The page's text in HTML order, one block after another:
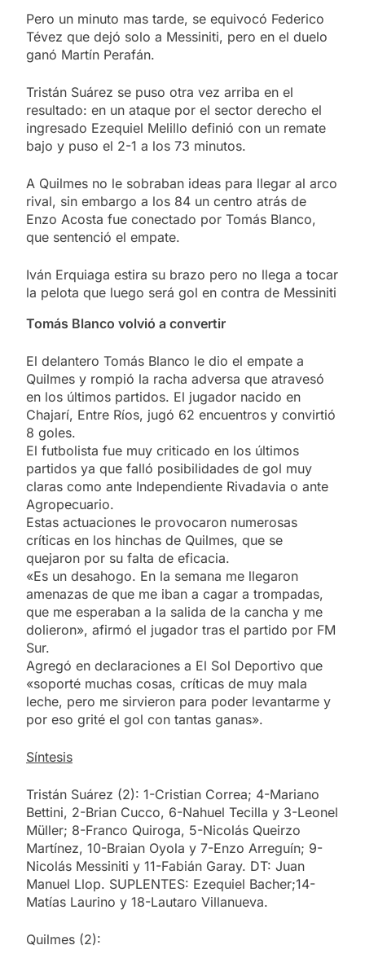
Pero un minuto mas tarde, se equivocó Federico
Tévez que dejó solo a Messiniti, pero en el duelo
ganó Martín Perafán.
Tristán Suárez se puso otra vez arriba en el
resultado: en un ataque por el sector derecho el
ingresado Ezequiel Melillo definió con un remate
bajo y puso el 2-1 a los 73 minutos.
A Quilmes no le sobraban ideas para llegar al arco
rival, sin embargo a los 84 un centro atrás de
Enzo Acosta fue conectado por Tomás Blanco,
que sentenció el empate.
Iván Erquiaga estira su brazo pero no llega a tocar
la pelota que luego será gol en contra de Messiniti
Tomás Blanco volvió a convertir
El delantero Tomás Blanco le dio el empate a
Quilmes y rompió la racha adversa que atravesó
en los últimos partidos. El jugador nacido en
Chajarí, Entre Ríos, jugó 62 encuentros y convirtió
8 goles.
El futbolista fue muy criticado en los últimos
partidos ya que falló posibilidades de gol muy
claras como ante Independiente Rivadavia o ante
Agropecuario.
Estas actuaciones le provocaron numerosas
críticas en los hinchas de Quilmes, que se
quejaron por su falta de eficacia.
«Es un desahogo. En la semana me llegaron
amenazas de que me iban a cagar a trompadas,
que me esperaban a la salida de la cancha y me
dolieron», afirmó el jugador tras el partido por FM
Sur.
Agregó en declaraciones a El Sol Deportivo que
«soporté muchas cosas, críticas de muy mala
leche, pero me sirvieron para poder levantarme y
por eso grité el gol con tantas ganas».
Síntesis
Tristán Suárez (2): 1-Cristian Correa; 4-Mariano
Bettini, 2-Brian Cucco, 6-Nahuel Tecilla y 3-Leonel
Müller; 8-Franco Quiroga, 5-Nicolás Queirzo
Martínez, 10-Braian Oyola y 7-Enzo Arreguín; 9-
Nicolás Messiniti y 11-Fabián Garay. DT: Juan
Manuel Llop. SUPLENTES: Ezequiel Bacher;14-
Matías Laurino y 18-Lautaro Villanueva.
Quilmes (2):